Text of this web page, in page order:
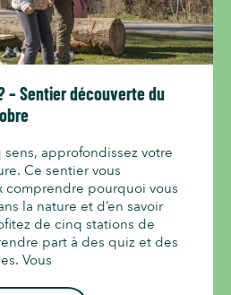
– Sentier découverte du
sens, approfondissez votre
Ce sentier vous
comprendre pourquoi vous
la nature et d’en savoir
de cinq stations de
part à des quiz et des
Vous